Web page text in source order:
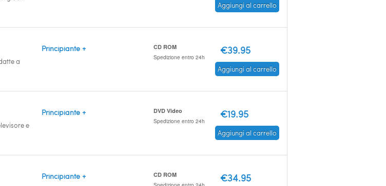
Aggiungi al carrello
a
Principiante + CD ROM
Spedizione entro 24h
€39.95
Aggiungi al carrello
e
Principiante + DVD Video
Spedizione entro 24h
€19.95
Aggiungi al carrello
Principiante + CD ROM €34.95